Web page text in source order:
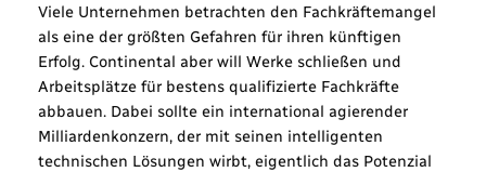
Viele Unternehmen betrachten den Fachkräftemangel
als eine der größten Gefahren für ihren künftigen
Erfolg. Continental aber will Werke schließen und
Arbeitsplätze für bestens qualifizierte Fachkräfte
abbauen. Dabei sollte ein international agierender
Milliardenkonzern, der mit seinen intelligenten
technischen Lösungen wirbt, eigentlich das Potenzial